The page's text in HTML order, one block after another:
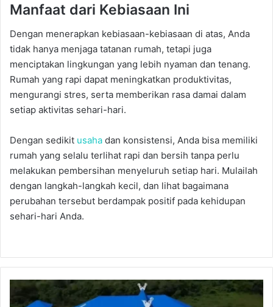
Manfaat dari Kebiasaan Ini
Dengan menerapkan kebiasaan-kebiasaan di atas, Anda
tidak hanya menjaga tatanan rumah, tetapi juga
menciptakan lingkungan yang lebih nyaman dan tenang.
Rumah yang rapi dapat meningkatkan produktivitas,
mengurangi stres, serta memberikan rasa damai dalam
setiap aktivitas sehari-hari.
Dengan sedikit usaha dan konsistensi, Anda bisa memiliki
rumah yang selalu terlihat rapi dan bersih tanpa perlu
melakukan pembersihan menyeluruh setiap hari. Mulailah
dengan langkah-langkah kecil, dan lihat bagaimana
perubahan tersebut berdampak positif pada kehidupan
sehari-hari Anda.